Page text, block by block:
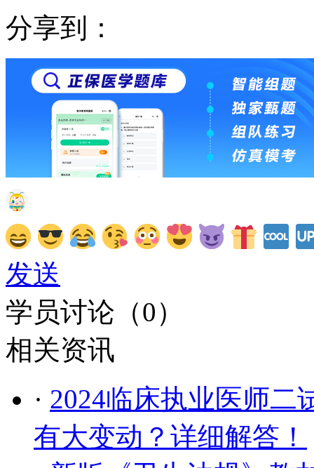
分享到：
发送
学员讨论（0）
相关资讯
· 2024临床执业医师二
有大变动？详细解答！